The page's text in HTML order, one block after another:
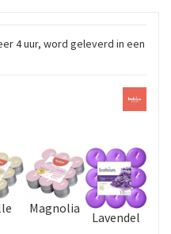
4 uur, word geleverd in een
Magnolia
Lavendel